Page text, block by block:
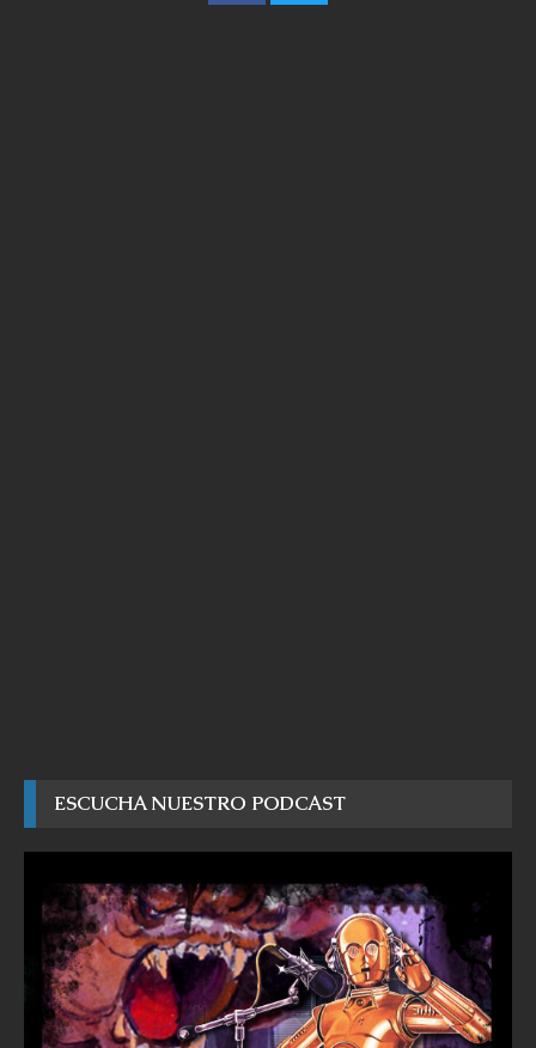
ESCUCHA NUESTRO PODCAST